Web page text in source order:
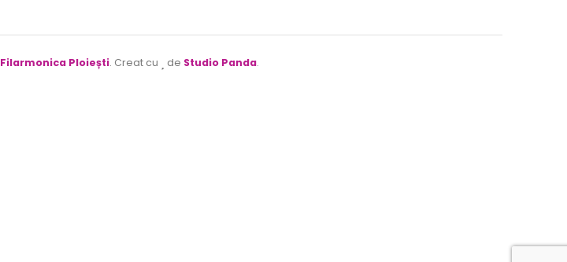
Filarmonica Ploiești. Creat cu de Studio Panda.